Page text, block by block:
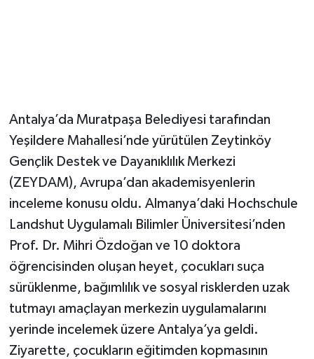
Antalya’da Muratpaşa Belediyesi tarafından
Yeşildere Mahallesi’nde yürütülen Zeytinköy
Gençlik Destek ve Dayanıklılık Merkezi
(ZEYDAM), Avrupa’dan akademisyenlerin
inceleme konusu oldu. Almanya’daki Hochschule
Landshut Uygulamalı Bilimler Üniversitesi’nden
Prof. Dr. Mihri Özdoğan ve 10 doktora
öğrencisinden oluşan heyet, çocukları suça
sürüklenme, bağımlılık ve sosyal risklerden uzak
tutmayı amaçlayan merkezin uygulamalarını
yerinde incelemek üzere Antalya’ya geldi.
Ziyarette, çocukların eğitimden kopmasının